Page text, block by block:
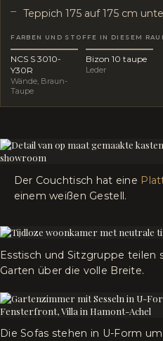
Teppich 175 auf 175 cm
FARBEN UND STOFFE IN DIESEM
NCS S 3010-
Y30R
Wände, Braun-
Taupe
Bizon 10 taupe
Leder
Der Couchtisch hat eine
einem weißen Gestell.
Esstisch und Sitzgruppe teilen
Garten über die volle Breite.
Die Sofas stehen in U-Form